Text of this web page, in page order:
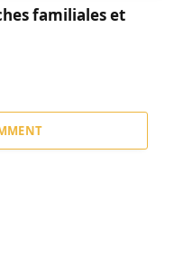
familiales et